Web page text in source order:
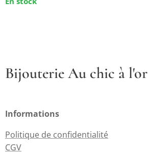
Bijouterie Au chic à l'or
Informations
Politique de confidentialité
CGV